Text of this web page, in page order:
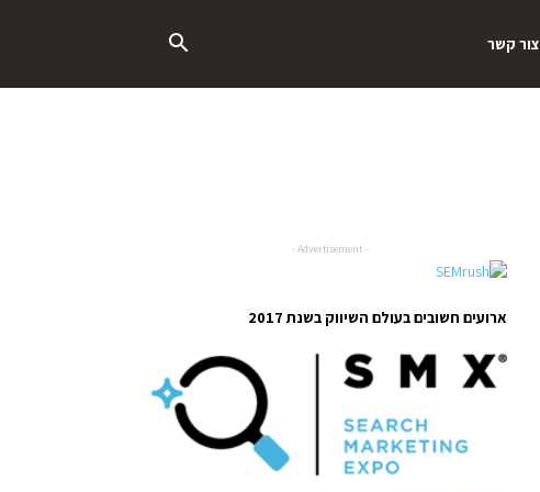
צור קשר
- Advertisement -
ארועים חשובים בעולם השיווק בשנת 2017